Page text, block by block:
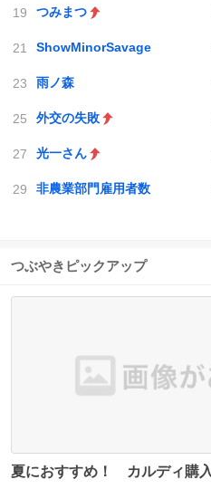
つみまつ
ShowMinorSavage
雨ノ森
外交の失敗
光一さん
非農業部門雇用者数
つぶやきピックアップ
夏におすすめ！ カルディ購